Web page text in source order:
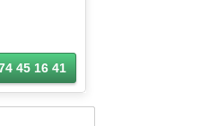
45 16 41